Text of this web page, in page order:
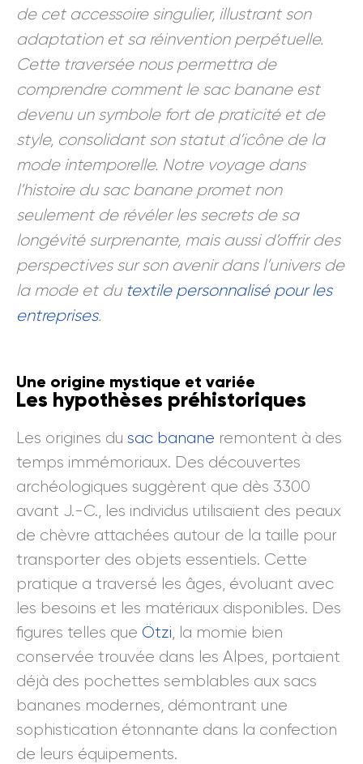
de cet accessoire singulier, illustrant son
adaptation et sa réinvention perpétuelle.
Cette traversée nous permettra de
comprendre comment le sac banane est
devenu un symbole fort de praticité et de
style, consolidant son statut d’icône de la
mode intemporelle. Notre voyage dans
l’histoire du sac banane promet non
seulement de révéler les secrets de sa
longévité surprenante, mais aussi d’offrir des
perspectives sur son avenir dans l’univers de
la mode et du textile personnalisé pour les
entreprises.
Une origine mystique et variée
Les hypothèses préhistoriques
Les origines du sac banane remontent à des
temps immémoriaux. Des découvertes
archéologiques suggèrent que dès 3300
avant J.-C., les individus utilisaient des peaux
de chèvre attachées autour de la taille pour
transporter des objets essentiels. Cette
pratique a traversé les âges, évoluant avec
les besoins et les matériaux disponibles. Des
figures telles que Ötzi, la momie bien
conservée trouvée dans les Alpes, portaient
déjà des pochettes semblables aux sacs
bananes modernes, démontrant une
sophistication étonnante dans la confection
de leurs équipements.